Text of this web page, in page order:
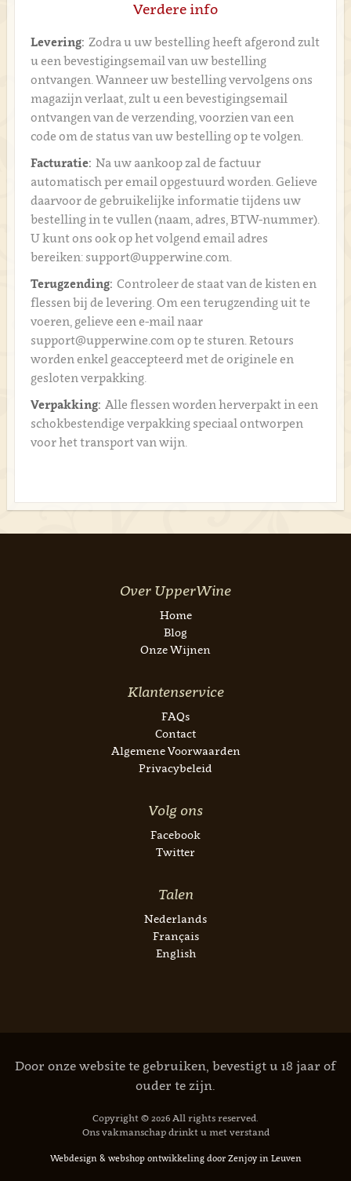
Verdere info
Levering: Zodra u uw bestelling heeft afgerond zult
u een bevestigingsemail van uw bestelling
ontvangen. Wanneer uw bestelling vervolgens ons
magazijn verlaat, zult u een bevestigingsemail
ontvangen van de verzending, voorzien van een
code om de status van uw bestelling op te volgen.
Facturatie: Na uw aankoop zal de factuur
automatisch per email opgestuurd worden. Gelieve
daarvoor de gebruikelijke informatie tijdens uw
bestelling in te vullen (naam, adres, BTW-nummer).
U kunt ons ook op het volgend email adres
bereiken: support@upperwine.com.
Terugzending: Controleer de staat van de kisten en
flessen bij de levering. Om een terugzending uit te
voeren, gelieve een e-mail naar
support@upperwine.com op te sturen. Retours
worden enkel geaccepteerd met de originele en
gesloten verpakking.
Verpakking: Alle flessen worden herverpakt in een
schokbestendige verpakking speciaal ontworpen
voor het transport van wijn.
Over UpperWine
Home
Blog
Onze Wijnen
Klantenservice
FAQs
Contact
Algemene Voorwaarden
Privacybeleid
Volg ons
Facebook
Twitter
Talen
Nederlands
Français
English
Door onze website te gebruiken, bevestigt u 18 jaar of
ouder te zijn.
Copyright © 2026 All rights reserved.
Ons vakmanschap drinkt u met verstand
Webdesign& webshop ontwikkelingdoor Zenjoy in Leuven